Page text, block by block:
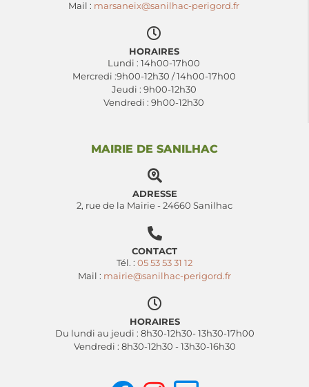
Mail : marsaneix@sanilhac-perigord.fr
HORAIRES
Lundi : 14h00-17h00
Mercredi :9h00-12h30 / 14h00-17h00
Jeudi : 9h00-12h30
Vendredi : 9h00-12h30
MAIRIE DE SANILHAC
ADRESSE
2, rue de la Mairie - 24660 Sanilhac
CONTACT
Tél. : 05 53 53 31 12
Mail : mairie@sanilhac-perigord.fr
HORAIRES
Du lundi au jeudi : 8h30-12h30- 13h30-17h00
Vendredi : 8h30-12h30 - 13h30-16h30